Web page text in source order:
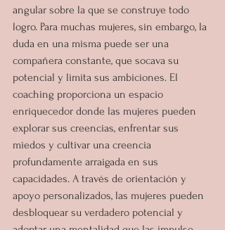
angular sobre la que se construye todo
logro. Para muchas mujeres, sin embargo, la
duda en una misma puede ser una
compañera constante, que socava su
potencial y limita sus ambiciones. El
coaching proporciona un espacio
enriquecedor donde las mujeres pueden
explorar sus creencias, enfrentar sus
miedos y cultivar una creencia
profundamente arraigada en sus
capacidades. A través de orientación y
apoyo personalizados, las mujeres pueden
desbloquear su verdadero potencial y